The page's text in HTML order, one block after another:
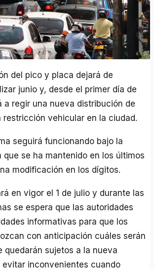
del pico y placa dejará de
junio y, desde el primer día de
a regir una nueva distribución de
restricción vehicular en la ciudad.
seguirá funcionando bajo la
que se ha mantenido en los últimos
modificación en los dígitos.
en vigor el 1 de julio y durante las
se espera que las autoridades
informativas para que los
con anticipación cuáles serán
quedarán sujetos a la nueva
inconvenientes cuando